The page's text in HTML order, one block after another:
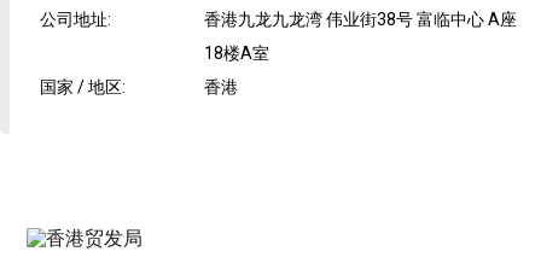
公司地址:
香港九龙九龙湾 伟业街38号 富临中心 A座
18楼A室
国家 / 地区: 香港